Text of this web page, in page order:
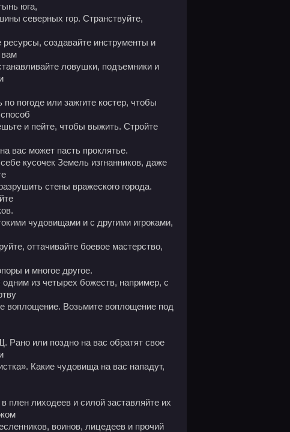
юга,
северных гор. Странствуйте,
создавайте инструменты и
вам
ловушки, подъемники и
или зажгите костер, чтобы
и пейте, чтобы выжить. Стройте
вас может пасть проклятье.
кусочек Земель изгнанников, даже
стены вражеского города.
чудовищами и с другими игроками,
оттачивайте боевое мастерство,
и многое другое.
из четырех божеств, например, с
воплощение. Возьмите воплощение под
или поздно на вас обратят свое
Какие чудовища на вас нападут,
лиходеев и силой заставляйте их
воинов, лицедеев и прочий